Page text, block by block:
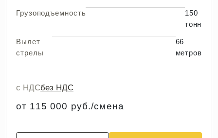
Грузоподъемность
150
тонн
Вылет
стрелы
66
метров
с НДСбез НДС
от 115 000 руб./смена